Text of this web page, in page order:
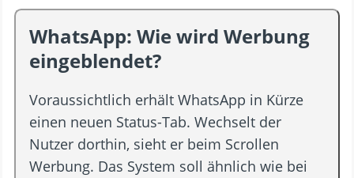
WhatsApp: Wie wird Werbung
eingeblendet?
Voraussichtlich erhält WhatsApp in Kürze
einen neuen Status-Tab. Wechselt der
Nutzer dorthin, sieht er beim Scrollen
Werbung. Das System soll ähnlich wie bei